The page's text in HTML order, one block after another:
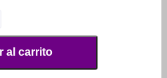
al carrito